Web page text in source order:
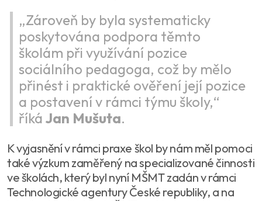
„Zároveň by byla systematicky
poskytována podpora těmto
školám při využívání pozice
sociálního pedagoga, což by mělo
přinést i praktické ověření její pozice
a postavení v rámci týmu školy,“
říká Jan Mušuta.
K vyjasnění v rámci praxe škol by nám měl pomoci
také výzkum zaměřený na specializované činnosti
ve školách, který byl nyní MŠMT zadán v rámci
Technologické agentury České republiky, a na